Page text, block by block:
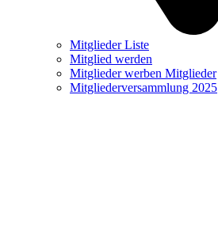
Mitglieder Liste
Mitglied werden
Mitglieder werben Mitglieder
Mitgliederversammlung 2025